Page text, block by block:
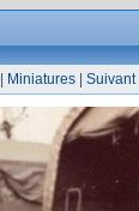
Miniatures Suivant